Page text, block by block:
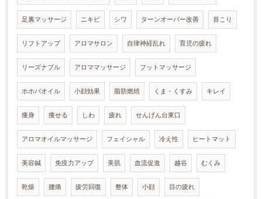
足裏マッサージ ニキビ シワ ターンオーバー改善 首こり
リフトアップ アロマサロン 自律神経乱れ 育児の疲れ
リーズナブル アロママッサージ フットマッサージ
ホホバオイル 小顔効果 脂肪燃焼 くま・くすみ キレイ
痩身 痩せる しわ 疲れ せんげん台東口
アロマオイルマッサージ フェイシャル 冷え性 ヒートマット
美容鍼 免疫力アップ 美肌 血流促進 越谷 むくみ
乾燥 腰痛 疲労回復 整体 小顔 目の疲れ